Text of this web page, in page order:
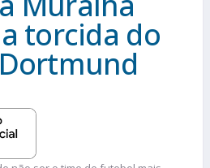
torcida do